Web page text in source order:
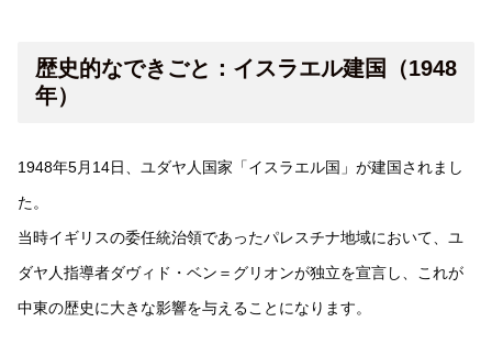
歴史的なできごと：イスラエル建国（1948
年）
1948年5月14日、ユダヤ人国家「イスラエル国」が建国されまし
た。
当時イギリスの委任統治領であったパレスチナ地域において、ユ
ダヤ人指導者ダヴィド・ベン＝グリオンが独立を宣言し、これが
中東の歴史に大きな影響を与えることになります。